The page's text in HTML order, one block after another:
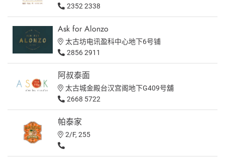
2352 2338
Ask for Alonzo
太古坊电讯盈科中心地下6号铺
2856 2911
阿叔泰⾯
太古城金殿台汉宫阁地下G409号舖
2668 5722
帕泰家
2/F, 255